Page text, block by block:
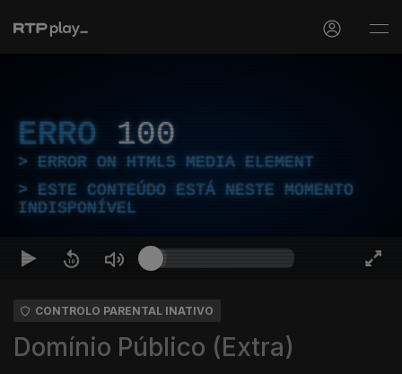
ERRO 100
ERROR ON HTML5 MEDIA ELEMENT
ESTE CONTEÚDO ESTÁ NESTE MOMENTO
INDISPONÍVEL
CONTROLO PARENTAL INATIVO
Domínio Público (Extra)